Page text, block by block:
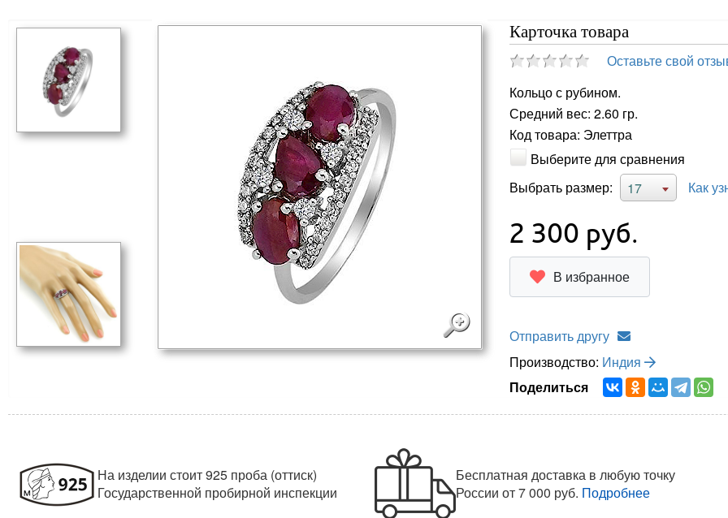
Карточка товара
Оставьте свой
Кольцо с рубином.
Средний вес: 2.60 гр.
Код товара: Элеттра
Выберите для сравнения
Выбрать размер:
17 Как
2 300 руб.
В избранное
Отправить другу
Производство: Индия
Поделиться
На изделии стоит 925 проба (оттиск)
Государственной пробирной инспекции
Бесплатная доставка в любую точку
Россииот 7 000 руб. Подробнее